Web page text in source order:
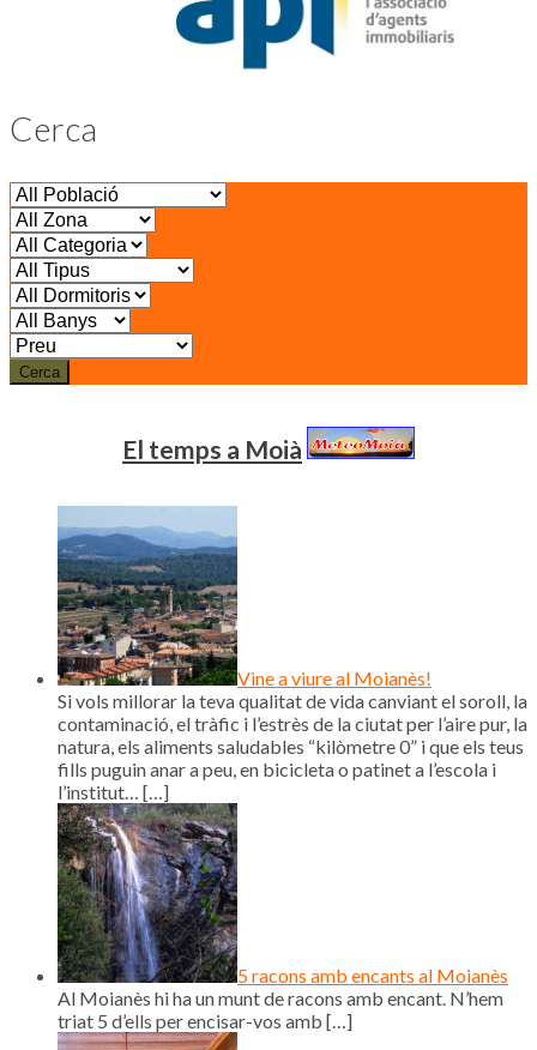
Cerca
Cerca
El temps a Moià
Vine a viure al Moianès!
Si vols millorar la teva qualitat de vida canviant el soroll, la
contaminació, el tràfic i l’estrès de la ciutat per l’aire pur, la
natura, els aliments saludables “kilòmetre 0” i que els teus
fills puguin anar a peu, en bicicleta o patinet a l’escola i
l’institut… […]
5 racons amb encants al Moianès
Al Moianès hi ha un munt de racons amb encant. N’hem
triat 5 d’ells per encisar-vos amb […]